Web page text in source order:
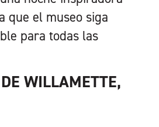
que el museo siga
para todas las
WILLAMETTE,